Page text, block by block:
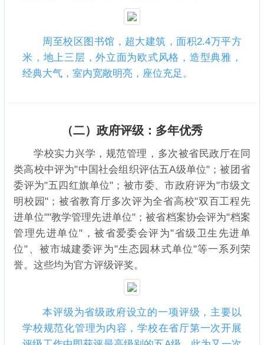
周至校区图书馆，超大建筑，面积2.4万平方
米，地上三层，外立面为欧式风格，造型典雅，
经典大气，室内宽敞明亮，座位充足。
（二）政府评级：多年优秀
学校实力兴学，规范管理，多次被省民政厅在同
类高校中评为"中国社会组织评估五A级单位"；被团省
委评为"五四红旗单位"；被市委、市政府评为"市级文
明校园"；被省教育厅多次评为全省高校"双百工程先
进单位""教学管理先进单位"；被省档案协会评为"档案
管理先进单位"，被省爱委会评为"省级卫生先进单
位"、被市城建委评为"生态园林式单位"等一系列荣
誉。这些均为官方评级评奖。
本评级为省级政府设立的一项评级，主要以
学校规范化管理为内容，学校在省厅第一次开展